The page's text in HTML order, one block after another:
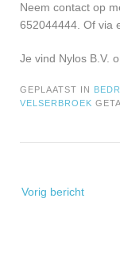
Neem contact op
652044444. Of via
Je vind Nylos B.V.
GEPLAATST IN
VELSERBROEK
navigatie
Vorig bericht